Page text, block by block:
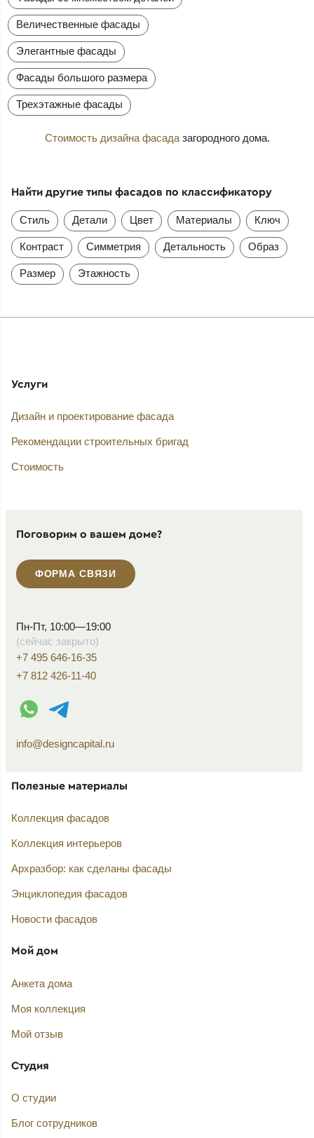
Величественные фасады
Элегантные фасады
Фасады большого размера
Трехэтажные фасады
Стоимость дизайна фасадазагородного дома.
Найти другие типы фасадов по классификатору
Стиль Детали Цвет Материалы Ключ
Контраст Симметрия Детальность Образ
Размер Этажность
Услуги
Дизайн и проектирование фасада
Рекомендации строительных бригад
Стоимость
Поговорим о вашем доме?
ФОРМА СВЯЗИ
Пн-Пт, 10:00—19:00
(сейчас закрыто)
+7 495 646-16-35
+7 812 426-11-40
WhatsApp контакт
Telegram контакт
info@designcapital.ru
Полезные материалы
Коллекция фасадов
Коллекция интерьеров
Архразбор: как сделаны фасады
Энциклопедия фасадов
Новости фасадов
Мой дом
Анкета дома
Моя коллекция
Мой отзыв
Студия
О студии
Блог сотрудников